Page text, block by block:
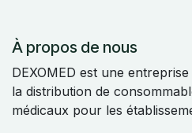
À propos de nous
DEXOMED est une
la distribution de
médicaux pour les